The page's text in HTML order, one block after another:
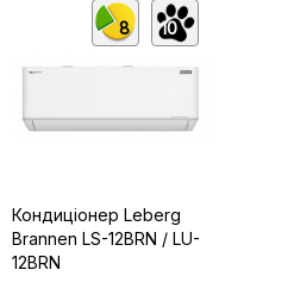
8 10
Кондиціонер Leberg
Brannen LS-12BRN / LU-
12BRN